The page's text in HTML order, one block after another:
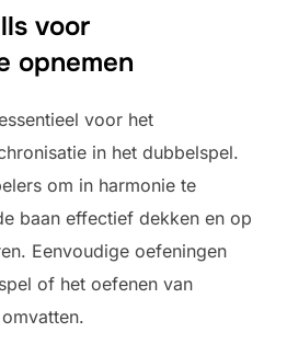
voor
opnemen
voor het
in het dubbelspel.
om in harmonie te
baan effectief dekken en op
Eenvoudige oefeningen
of het oefenen van